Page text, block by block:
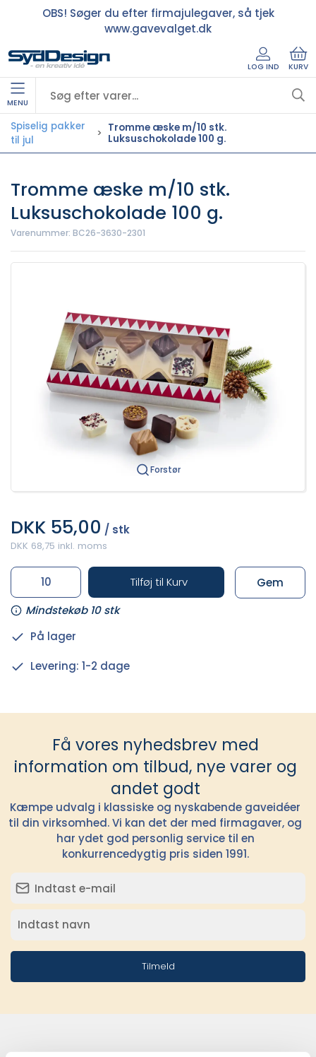
OBS! Søger du efter firmajulegaver, så tjek
www.gavevalget.dk
LOG IND KURV
MENU
Spiselig pakker
til jul
Tromme æske m/10 stk.
Luksuschokolade 100 g.
Tromme æske m/10 stk.
Luksuschokolade 100 g.
Varenummer: BC26-3630-2301
Forstør
DKK 55,00 / stk
DKK 68,75 inkl. moms
Tilføj til Kurv
Mindstekøb 10 stk
Gem
På lager
Levering: 1-2 dage
Få vores nyhedsbrev med
information om tilbud, nye varer og
andet godt
Kæmpe udvalg i klassiske og nyskabende gaveidéer
til din virksomhed. Vi kan det der med firmagaver, og
har ydet god personlig service til en
konkurrencedygtig pris siden 1991.
Tilmeld